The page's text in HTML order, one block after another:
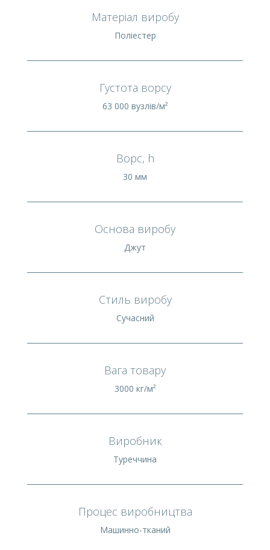
Матеріал виробу
Поліестер
Густота ворсу
63 000 вузлів/м²
Ворс, h
30 мм
Основа виробу
Джут
Стиль виробу
Сучасний
Вага товару
3000 кг/м²
Виробник
Туреччина
Процес виробництва
Машинно-тканий